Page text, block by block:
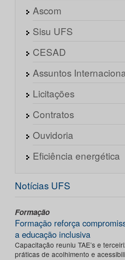
Ascom
Sisu UFS
CESAD
Assuntos
Licitações
Contratos
Ouvidoria
Eficiência energética
Notícias UFS
Formação
Formação reforça
a educação inclusiva
Capacitação reuniu TAE’s e
práticas de acolhimento e